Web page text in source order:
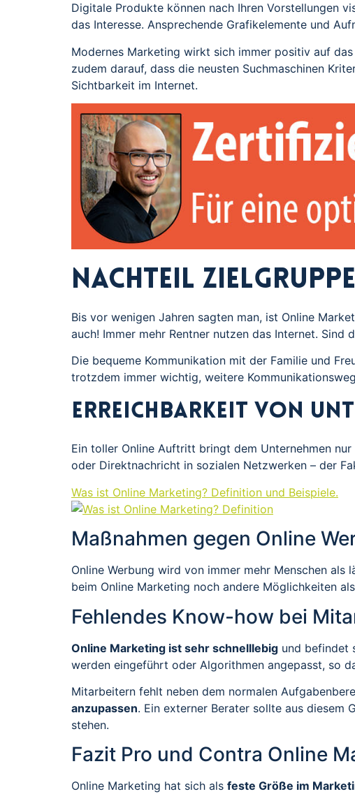
Digitale Produkte können nach Ihren Vorstellungen
das Interesse. Ansprechende Grafikelemente und
Modernes Marketing wirkt sich immer positiv auf das
zudem darauf, dass die neusten Suchmaschinen
Sichtbarkeit im Internet.
Nachteil
Bis vor wenigen Jahren sagten man, ist Online
auch! Immer mehr Rentner nutzen das Internet.
Die bequeme Kommunikation mit der Familie und
trotzdem immer wichtig, weitere
Erreichbarkeit von
Ein toller Online Auftritt bringt dem Unternehmen
oder Direktnachricht in sozialen Netzwerken – der
Was ist Online Marketing? Definition und Beispiele.
Maßnahmen gegen Online
Online Werbung wird von immer mehr Menschen
beim Online Marketing noch andere Möglichkeiten
Fehlendes Know-how bei
Online Marketing ist sehr schnelllebig und befindet
werden eingeführt oder Algorithmen angepasst, so
Mitarbeitern fehlt neben dem normalen
anzupassen. Ein externer Berater sollte aus diesem
stehen.
Fazit Pro und Contra Online
Online Marketing hat sich als feste Größe im